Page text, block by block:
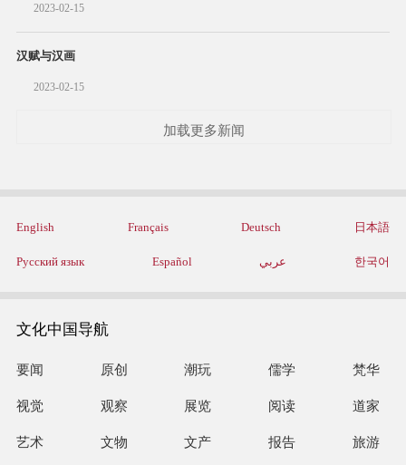
2023-02-15
汉赋与汉画
2023-02-15
加载更多新闻
English Français Deutsch 日本語
Русский язык Español عربي 한국어
文化中国导航
要闻 原创 潮玩 儒学 梵华
视觉 观察 展览 阅读 道家
艺术 文物 文产 报告 旅游